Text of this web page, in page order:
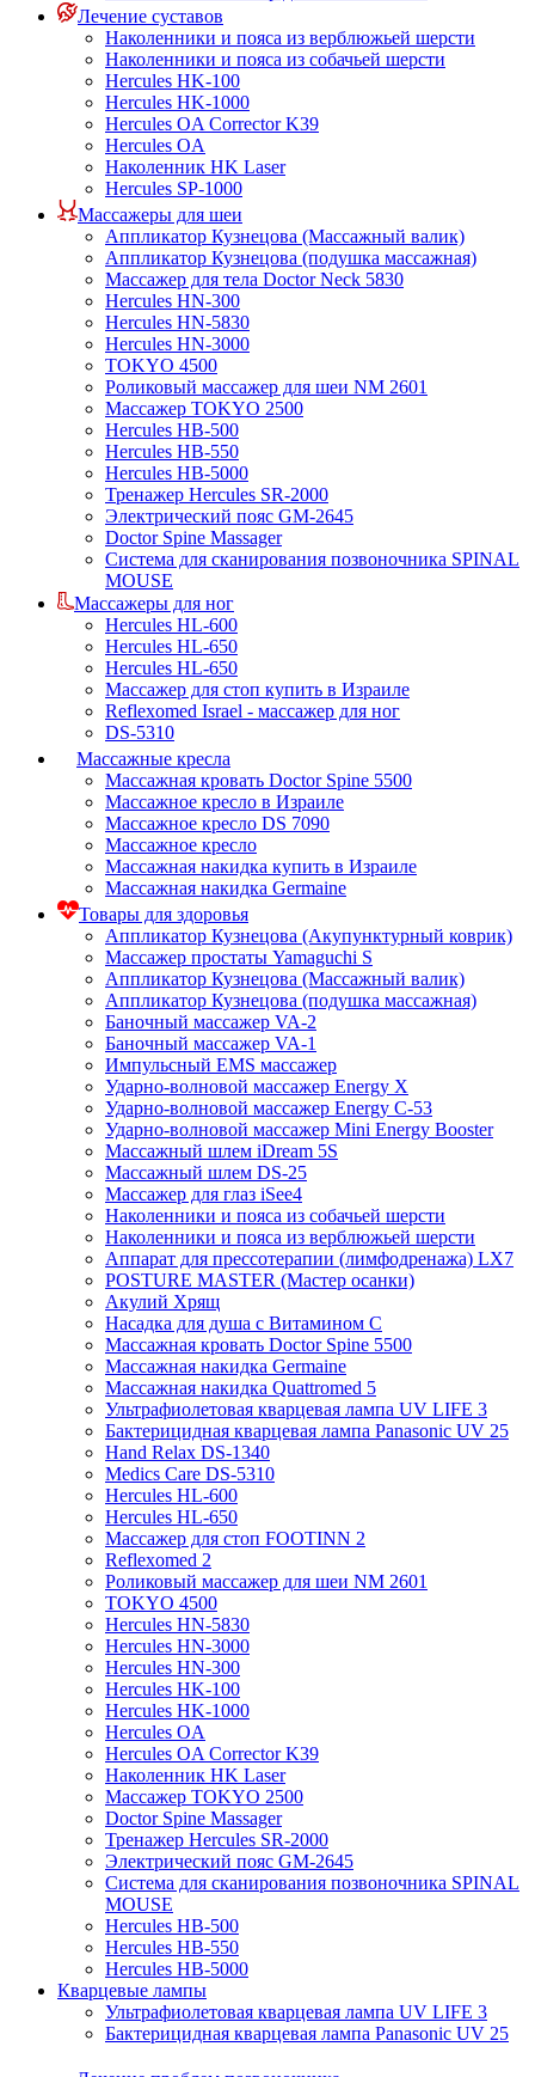
Лечение суставов
Наколенники и пояса из верблюжьей шерсти
Наколенники и пояса из собачьей шерсти
Hercules HK-100
Hercules HK-1000
Hercules OA Corrector K39
Hercules OA
Наколенник HK Laser
Hercules SP-1000
Массажеры для шеи
Аппликатор Кузнецова (Массажный валик)
Аппликатор Кузнецова (подушка массажная)
Массажер для тела Doctor Neck 5830
Hercules HN-300
Hercules HN-5830
Hercules HN-3000
TOKYO 4500
Роликовый массажер для шеи NM 2601
Массажер TOKYO 2500
Hercules HB-500
Hercules HB-550
Hercules HB-5000
Тренажер Hercules SR-2000
Электрический пояс GM-2645
Doctor Spine Massager
Система для сканирования позвоночника SPINAL
MOUSE
Массажеры для ног
Hercules HL-600
Hercules HL-650
Hercules HL-650
Массажер для стоп купить в Израиле
Reflexomed Israel - массажер для ног
DS-5310
Массажные кресла
Массажная кровать Doctor Spine 5500
Массажное кресло в Израиле
Массажное кресло DS 7090
Массажное кресло
Массажная накидка купить в Израиле
Массажная накидка Germaine
Товары для здоровья
Аппликатор Кузнецова (Акупунктурный коврик)
Массажер простаты Yamaguchi S
Аппликатор Кузнецова (Массажный валик)
Аппликатор Кузнецова (подушка массажная)
Баночный массажер VA-2
Баночный массажер VA-1
Импульсный EMS массажер
Ударно-волновой массажер Energy X
Ударно-волновой массажер Energy C-53
Ударно-волновой массажер Mini Energy Booster
Массажный шлем iDream 5S
Массажный шлем DS-25
Массажер для глаз iSee4
Наколенники и пояса из собачьей шерсти
Наколенники и пояса из верблюжьей шерсти
Аппарат для прессотерапии (лимфодренажа) LX7
POSTURE MASTER (Мастер осанки)
Акулий Хрящ
Насадка для душа с Витамином C
Массажная кровать Doctor Spine 5500
Массажная накидка Germaine
Массажная накидка Quattromed 5
Ультрафиолетовая кварцевая лампа UV LIFE 3
Бактерицидная кварцевая лампа Panasonic UV 25
Hand Relax DS-1340
Medics Care DS-5310
Hercules HL-600
Hercules HL-650
Массажер для стоп FOOTINN 2
Reflexomed 2
Роликовый массажер для шеи NM 2601
TOKYO 4500
Hercules HN-5830
Hercules HN-3000
Hercules HN-300
Hercules HK-100
Hercules HK-1000
Hercules OA
Hercules OA Corrector K39
Наколенник HK Laser
Массажер TOKYO 2500
Doctor Spine Massager
Тренажер Hercules SR-2000
Электрический пояс GM-2645
Система для сканирования позвоночника SPINAL
MOUSE
Hercules HB-500
Hercules HB-550
Hercules HB-5000
Кварцевые лампы
Ультрафиолетовая кварцевая лампа UV LIFE 3
Бактерицидная кварцевая лампа Panasonic UV 25